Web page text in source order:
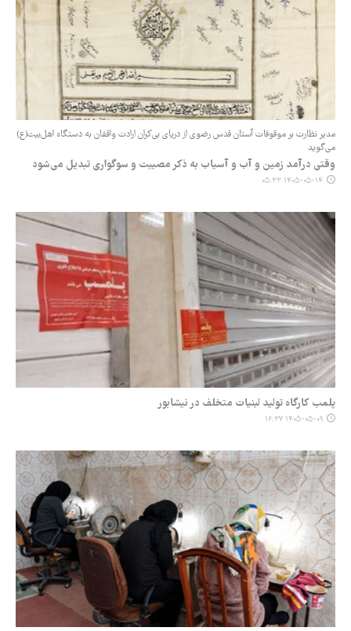
مدیر نظارت بر موقوفات آستان قدس رضوی از دریای بی‌کران ارادت واقفان به دستگاه اهل‌بیت(ع)
می‌گوید
وقتی درآمد زمین و آب و آسیاب به ذکر مصیبت و سوگواری تبدیل می‌شود
۱۴۰۵-۰۵-۱۴ ۰۵:۳۳
پلمب کارگاه تولید لبنیات متخلف در نیشابور
۱۴۰۵-۰۵-۰۹ ۱۶:۳۷